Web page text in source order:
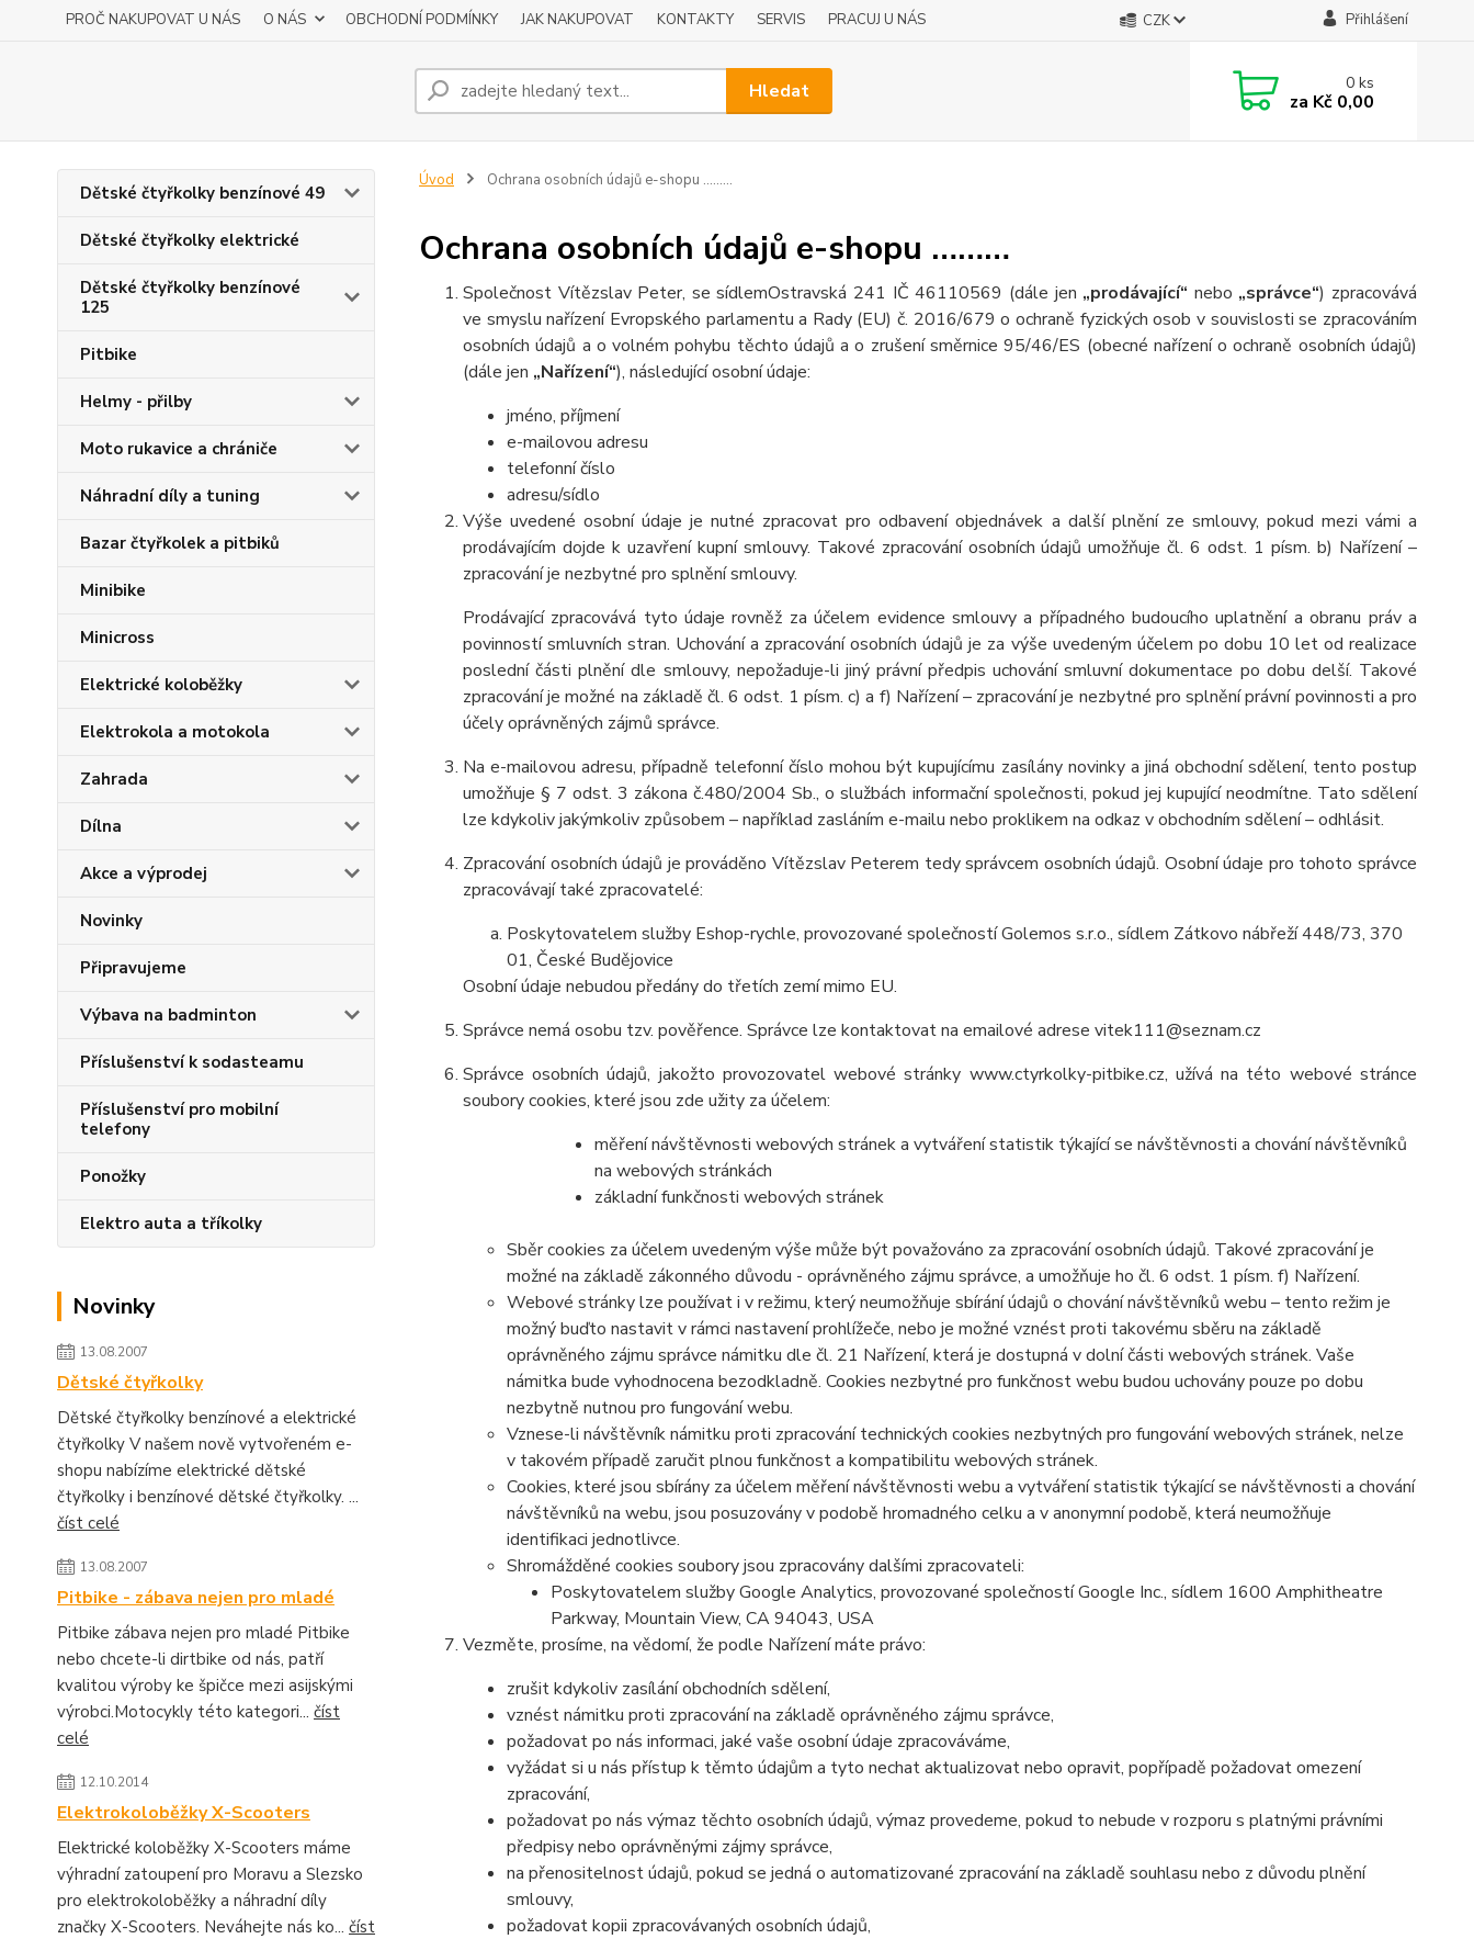
PROČ NAKUPOVAT U NÁS O NÁS OBCHODNÍ PODMÍNKY JAK NAKUPOVAT KONTAKTY SERVIS PRACUJ U NÁS CZK Přihlášení
Hledat 0ks
za Kč 0,00
Dětské čtyřkolky benzínové 49
Dětské čtyřkolky elektrické
Dětské čtyřkolky benzínové
125
Pitbike
Helmy - přilby
Moto rukavice a chrániče
Náhradní díly a tuning
Bazar čtyřkolek a pitbiků
Minibike
Minicross
Elektrické koloběžky
Elektrokola a motokola
Zahrada
Dílna
Akce a výprodej
Novinky
Připravujeme
Výbava na badminton
Příslušenství k sodasteamu
Příslušenství pro mobilní
telefony
Ponožky
Elektro auta a tříkolky
Novinky
13.08.2007
Dětské čtyřkolky
Dětské čtyřkolky benzínové a elektrické
čtyřkolky V našem nově vytvořeném e-
shopu nabízíme elektrické dětské
čtyřkolky i benzínové dětské čtyřkolky. ...
číst celé
13.08.2007
Pitbike - zábava nejen pro mladé
Pitbike zábava nejen pro mladé Pitbike
nebo chcete-li dirtbike od nás, patří
kvalitou výroby ke špičce mezi asijskými
výrobci.Motocykly této kategori... číst
celé
12.10.2014
Elektrokoloběžky X-Scooters
Elektrické koloběžky X-Scooters máme
výhradní zatoupení pro Moravu a Slezsko
pro elektrokoloběžky a náhradní díly
značky X-Scooters. Neváhejte nás ko... číst
Úvod Ochrana osobních údajů e-shopu ………
Ochrana osobních údajů e-shopu ………
Společnost Vítězslav Peter, se sídlemOstravská 241 IČ 46110569 (dále jen „prodávající“ nebo „správce“) zpracovává
ve smyslu nařízení Evropského parlamentu a Rady (EU) č. 2016/679 o ochraně fyzických osob v souvislosti se zpracováním
osobních údajů a o volném pohybu těchto údajů a o zrušení směrnice 95/46/ES (obecné nařízení o ochraně osobních údajů)
(dále jen „Nařízení“), následující osobní údaje:
jméno, příjmení
e-mailovou adresu
telefonní číslo
adresu/sídlo
Výše uvedené osobní údaje je nutné zpracovat pro odbavení objednávek a další plnění ze smlouvy, pokud mezi vámi a
prodávajícím dojde k uzavření kupní smlouvy. Takové zpracování osobních údajů umožňuje čl. 6 odst. 1 písm. b) Nařízení –
zpracování je nezbytné pro splnění smlouvy.
Prodávající zpracovává tyto údaje rovněž za účelem evidence smlouvy a případného budoucího uplatnění a obranu práv a
povinností smluvních stran. Uchování a zpracování osobních údajů je za výše uvedeným účelem po dobu 10 letod realizace
poslední části plnění dle smlouvy, nepožaduje-li jiný právní předpis uchování smluvní dokumentace po dobu delší. Takové
zpracování je možné na základě čl. 6 odst. 1 písm. c) a f) Nařízení – zpracování je nezbytné pro splnění právní povinnosti a pro
účely oprávněných zájmů správce.
Na e-mailovou adresu, případně telefonní číslo mohou být kupujícímu zasílány novinky a jiná obchodní sdělení, tento postup
umožňuje § 7 odst. 3 zákona č.480/2004 Sb., o službách informační společnosti, pokud jej kupující neodmítne. Tato sdělení
lze kdykoliv jakýmkoliv způsobem – například zasláním e-mailu nebo proklikem na odkaz v obchodním sdělení – odhlásit.
Zpracování osobních údajů je prováděno Vítězslav Peterem tedy správcem osobních údajů. Osobní údaje pro tohoto správce
zpracovávají také zpracovatelé:
Poskytovatelem služby Eshop-rychle, provozované společností Golemos s.r.o., sídlem Zátkovo nábřeží 448/73, 370
01, České Budějovice
Osobní údaje nebudou předány do třetích zemí mimo EU.
Správce nemá osobu tzv. pověřence. Správce lze kontaktovat na emailové adrese vitek111@seznam.cz
Správce osobních údajů, jakožto provozovatel webové stránky www.ctyrkolky-pitbike.cz, užívá na této webové stránce
soubory cookies, které jsou zde užity za účelem:
měření návštěvnosti webových stránek a vytváření statistik týkající se návštěvnosti a chování návštěvníků
na webových stránkách
základní funkčnosti webových stránek
Sběr cookies za účelem uvedeným výše může být považováno za zpracování osobních údajů. Takové zpracování je
možné na základě zákonného důvodu - oprávněného zájmu správce, a umožňuje ho čl. 6 odst. 1 písm. f) Nařízení.
Webové stránky lze používat i v režimu, který neumožňuje sbírání údajů o chování návštěvníků webu – tento režim je
možný buďto nastavit v rámci nastavení prohlížeče, nebo je možné vznést proti takovému sběru na základě
oprávněného zájmu správce námitku dle čl. 21 Nařízení, která je dostupná v dolní části webových stránek. Vaše
námitka bude vyhodnocena bezodkladně. Cookies nezbytné pro funkčnost webu budou uchovány pouze po dobu
nezbytně nutnou pro fungování webu.
Vznese-li návštěvník námitku proti zpracování technických cookies nezbytných pro fungování webových stránek, nelze
v takovém případě zaručit plnou funkčnost a kompatibilitu webových stránek.
Cookies, které jsou sbírány za účelem měření návštěvnosti webu a vytváření statistik týkající se návštěvnosti a chování
návštěvníků na webu, jsou posuzovány v podobě hromadného celku a v anonymní podobě, která neumožňuje
identifikaci jednotlivce.
Shromážděné cookies soubory jsou zpracovány dalšími zpracovateli:
Poskytovatelem služby Google Analytics, provozované společností Google Inc., sídlem 1600 Amphitheatre
Parkway, Mountain View, CA 94043, USA
Vezměte, prosíme, na vědomí, že podle Nařízení máte právo:
zrušit kdykoliv zasílání obchodních sdělení,
vznést námitku proti zpracování na základě oprávněného zájmu správce,
požadovat po nás informaci, jaké vaše osobní údaje zpracováváme,
vyžádat si u nás přístup k těmto údajům a tyto nechat aktualizovat nebo opravit, popřípadě požadovat omezení
zpracování,
požadovat po nás výmaz těchto osobních údajů, výmaz provedeme, pokud to nebude v rozporu s platnými právními
předpisy nebo oprávněnými zájmy správce,
na přenositelnost údajů, pokud se jedná o automatizované zpracování na základě souhlasu nebo z důvodu plnění
smlouvy,
požadovat kopii zpracovávaných osobních údajů,